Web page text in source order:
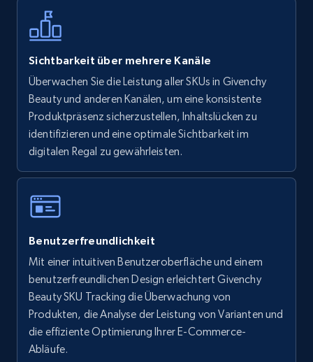
using specific category URL
URL, Final price, Sku, Currency, Gtin,
Specifications, Image urls, Top reviews, and
more.
5.6K+ 875+ Jetzt anfangen
specific keywords
URL, Final price, Sku, Currency, Gtin,
Specifications, Image urls, Top reviews, and
more.
5.6K+ 875+ Jetzt anfangen
Sichtbarkeit über mehrere Kanäle
Überwachen Sie die Leistung aller SKUs in Givenchy
Beauty und anderen Kanälen, um eine konsistente
Produktpräsenz sicherzustellen, Inhaltslücken zu
identifizieren und eine optimale Sichtbarkeit im
digitalen Regal zu gewährleisten.
Benutzerfreundlichkeit
Mit einer intuitiven Benutzeroberfläche und einem
benutzerfreundlichen Design erleichtert Givenchy
Beauty SKU Tracking die Überwachung von
Produkten, die Analyse der Leistung von Varianten und
die effiziente Optimierung Ihrer E-Commerce-
Abläufe.